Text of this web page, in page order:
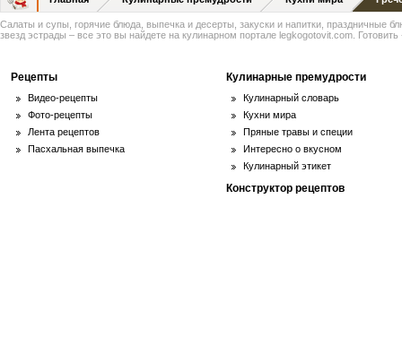
Салаты и супы, горячие блюда, выпечка и десерты, закуски и напитки, праздничные
звезд эстрады – все это вы найдете на кулинарном портале legkogotovit.com. Готовить
Рецепты
Видео-рецепты
Фото-рецепты
Лента рецептов
Пасхальная выпечка
Кулинарные премудрости
Кулинарный словарь
Кухни мира
Пряные травы и специи
Интересно о вкусном
Кулинарный этикет
Конструктор рецептов